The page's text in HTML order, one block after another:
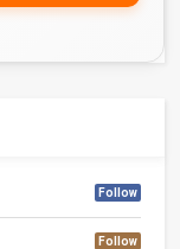
Follow
Follow